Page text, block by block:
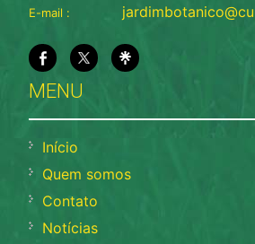
E-mail :
MENU
Início
Quem somos
Contato
Notícias